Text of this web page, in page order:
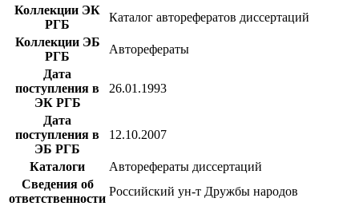
Коллекции ЭК
РГБ
Каталог авторефератов диссертаций
Коллекции ЭБ
РГБ
Авторефераты
Дата
поступления в
ЭК РГБ
26.01.1993
Дата
поступления в
ЭБ РГБ
12.10.2007
Каталоги
Авторефераты диссертаций
Сведения об
ответственности
Российский ун-т Дружбы народов